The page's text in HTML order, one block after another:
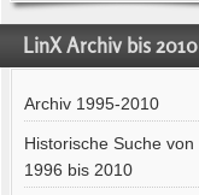
LinX Archiv bis 2010
Archiv 1995-2010
Historische Suche von
1996 bis 2010